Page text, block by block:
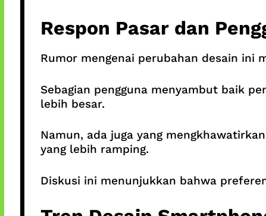
Respon Pasar dan
Rumor mengenai perubahan desain ini
Sebagian pengguna menyambut baik
lebih besar.
Namun, ada juga yang
yang lebih ramping.
Diskusi ini menunjukkan bahwa